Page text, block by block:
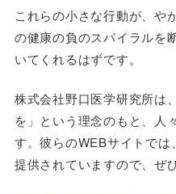
これらの小さな行動が、や
の健康の負のスパイラルを
いてくれるはずです。
株式会社野口医学研究所は
を」という理念のもと、人
す。彼らのWEBサイトで
提供されていますので、ぜ